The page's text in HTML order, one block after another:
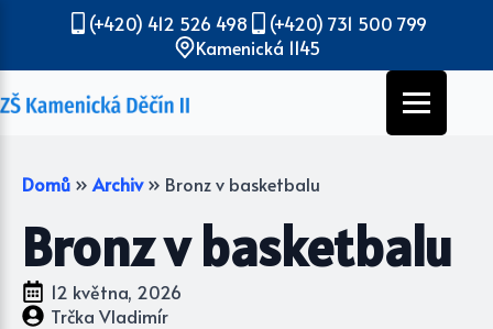
(+420) 412 526 498
(+420) 731 500 799
Kamenická 1145
Domů » Archiv » Bronz v basketbalu
Bronz v basketbalu
12 května, 2026
Trčka Vladimír